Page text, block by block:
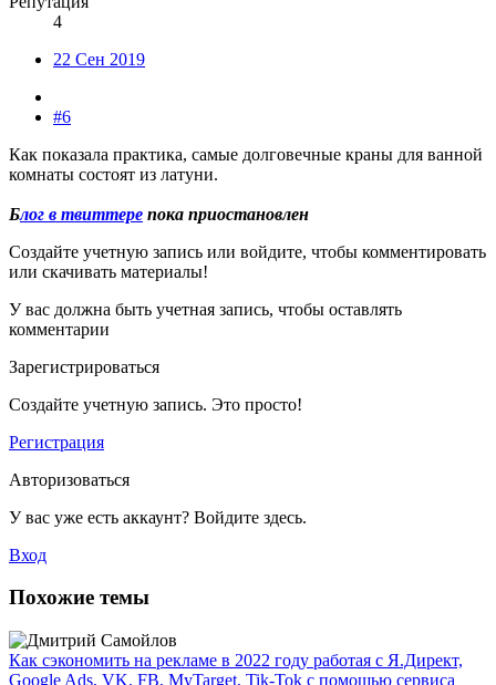
4
22 Сен 2019
#6
Как показала практика, самые долговечные краны для ванной
комнаты состоят из латуни.
Блог в твиттере пока приостановлен
Создайте учетную запись или войдите, чтобы комментировать
или скачивать материалы!
У вас должна быть учетная запись, чтобы оставлять
комментарии
Зарегистрироваться
Создайте учетную запись. Это просто!
Регистрация
Авторизоваться
У вас уже есть аккаунт? Войдите здесь.
Вход
Похожие темы
Как сэкономить на рекламе в 2022 году работая с Я.Директ,
Google Ads, VK, FB, MyTarget, Tik-Tok c помощью сервиса